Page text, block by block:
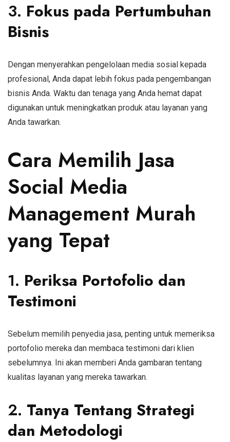
3. Fokus pada Pertumbuhan
Bisnis
Dengan menyerahkan pengelolaan media sosial kepada
profesional, Anda dapat lebih fokus pada pengembangan
bisnis Anda. Waktu dan tenaga yang Anda hemat dapat
digunakan untuk meningkatkan produk atau layanan yang
Anda tawarkan.
Cara Memilih Jasa
Social Media
Management Murah
yang Tepat
1. Periksa Portofolio dan
Testimoni
Sebelum memilih penyedia jasa, penting untuk memeriksa
portofolio mereka dan membaca testimoni dari klien
sebelumnya. Ini akan memberi Anda gambaran tentang
kualitas layanan yang mereka tawarkan.
2. Tanya Tentang Strategi
dan Metodologi